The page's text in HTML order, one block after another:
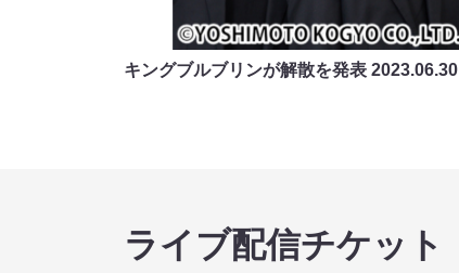
キングブルブリンが解散を発表 2023.06.30
ライブ配信チケット